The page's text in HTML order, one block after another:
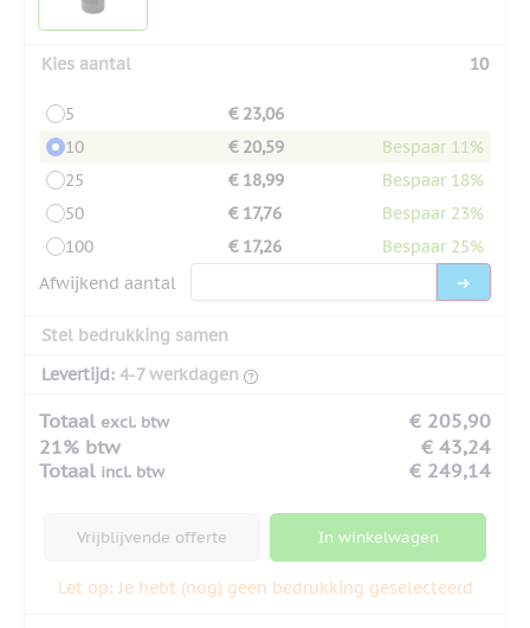
Kies aantal 10
5
€ 23,06
10
€ 20,59
Bespaar 11%
25
€ 18,99
Bespaar 18%
50
€ 17,76
Bespaar 23%
100
€ 17,26
Bespaar 25%
Afwijkend aantal
Stel bedrukking samen
Levertijd: 4-7 werkdagen
Totaal excl. btw
€ 205,90
21% btw
€ 43,24
Totaal incl. btw € 249,14
Vrijblijvende offerte In winkelwagen
Let op: Je hebt (nog) geen bedrukking geselecteerd